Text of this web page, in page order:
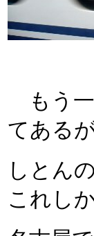
もう一
てある
しとん
これし